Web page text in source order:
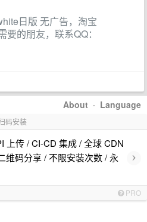
日版 无广告，淘宝
的朋友，联系QQ：
About · Language
码安装
上传 / CI-CD 集成 / 全球 CDN
维码分享 / 不限安装次数 / 永
›
PRO